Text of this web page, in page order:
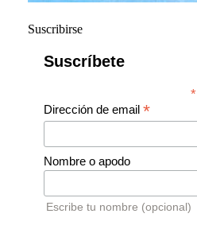
Suscribirse
Suscríbete
*
Dirección de email *
Nombre o apodo
Escribe tu nombre (opcional)